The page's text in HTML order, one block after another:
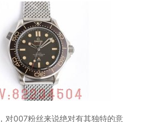
对007粉丝来说绝对有其独特的意